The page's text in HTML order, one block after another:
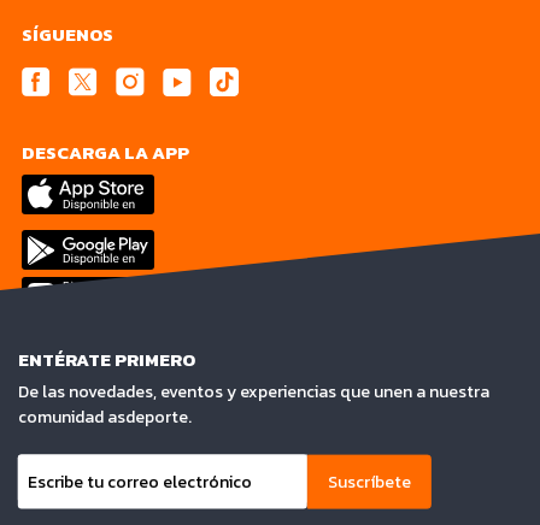
SÍGUENOS
DESCARGA LA APP
ENTÉRATE PRIMERO
De las novedades, eventos y experiencias que unen a nuestra
comunidad asdeporte.
Suscríbete